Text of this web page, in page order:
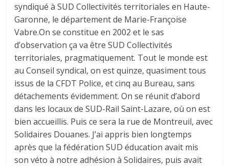
syndiqué à SUD Collectivités territoriales en Haute-
Garonne, le département de Marie-Françoise
Vabre.On se constitue en 2002 et le sas
d’observation ça va être SUD Collectivités
territoriales, pragmatiquement. Tout le monde est
au Conseil syndical, on est quinze, quasiment tous
issus de la CFDT Police, et cinq au Bureau, sans
détachements évidemment. On se réunit d’abord
dans les locaux de SUD-Rail Saint-Lazare, où on est
bien accueillis. Puis ce sera la rue de Montreuil, avec
Solidaires Douanes. J’ai appris bien longtemps
après que la fédération SUD éducation avait mis
son véto à notre adhésion à Solidaires, puis avait